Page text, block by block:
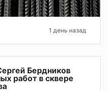
1 день назад
Бердников
работ в сквере